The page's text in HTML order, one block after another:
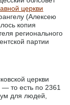
церкви
(Алексею
копия
регионального
партии
церкви
то есть по 2361
для людей,